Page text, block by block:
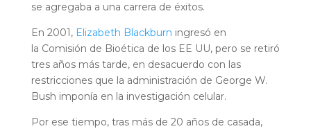
se agregaba a una carrera de éxitos.
En 2001, Elizabeth Blackburn ingresó en
la Comisión de Bioética de los EE UU, pero se retiró
tres años más tarde, en desacuerdo con las
restricciones que la administración de George W.
Bush imponía en la investigación celular.
Por ese tiempo, tras más de 20 años de casada,